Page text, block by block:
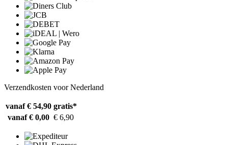
Verzendkosten voor Nederland
vanaf € 54,90 gratis*
vanaf € 0,00 € 6,90